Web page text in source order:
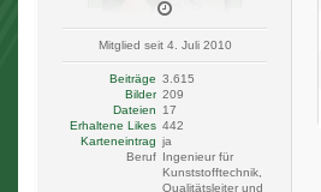
Mitglied seit 4. Juli 2010
Beiträge 3.615
Bilder 209
Dateien
17
Erhaltene Likes 442
Karteneintrag ja
Beruf Ingenieur für
Kunststofftechnik,
Qualitätsleiter und